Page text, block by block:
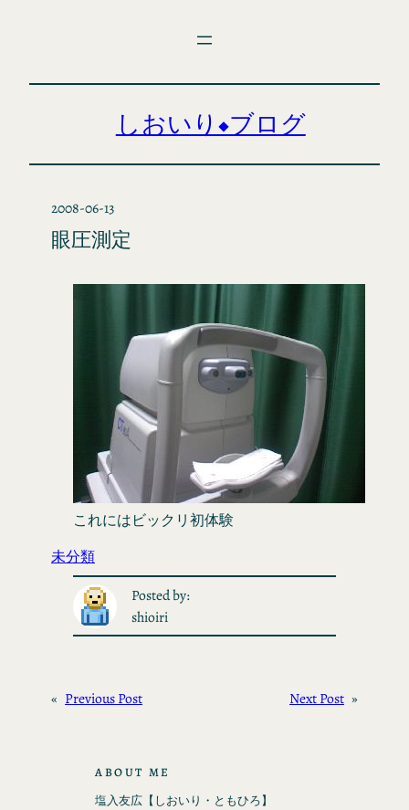
しおいり◆ブログ
2008-06-13
眼圧測定
これにはビックリ初体験
未分類
Posted by:
shioiri
« Previous Post Next Post »
ABOUT ME
塩入友広【しおいり・ともひろ】